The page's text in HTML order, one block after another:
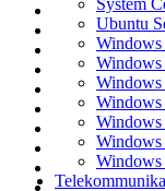
Ubuntu
Windows
Windows
Windows
Windows
Windows
Windows
Windows